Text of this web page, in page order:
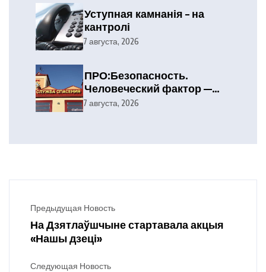
Уступная камнанія – на
кантролі
7 августа, 2026
ПРО:Безопасность.
Человеческий фактор —
главная причина лесных
7 августа, 2026
Предыдущая Новость
На Дзятлаўшчыне стартавала акцыя
«Нашы дзеці»
Следующая Новость